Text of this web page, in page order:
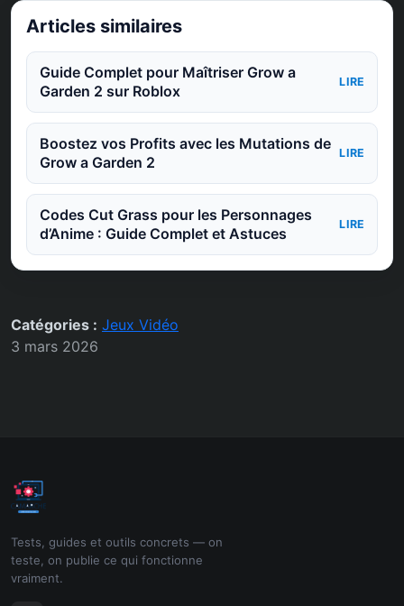
Articles similaires
Guide Complet pour Maîtriser Grow a
Garden 2 sur Roblox
LIRE
Boostez vos Profits avec les Mutations de
Grow a Garden 2
LIRE
Codes Cut Grass pour les Personnages
d’Anime : Guide Complet et Astuces
LIRE
Catégories : Jeux Vidéo
3 mars 2026
Tests, guides et outils concrets — on
teste, on publie ce qui fonctionne
vraiment.